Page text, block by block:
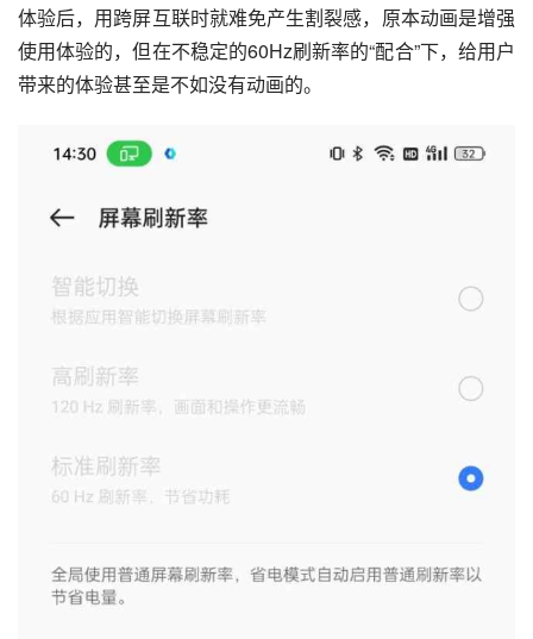
体验后，用跨屏互联时就难免产生割裂感，原本动画是增强
使用体验的，但在不稳定的60Hz刷新率的“配合”下，给用户
带来的体验甚至是不如没有动画的。